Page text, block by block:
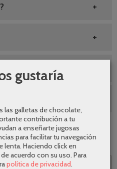
gustaría
las galletas de chocolate,
contribución a tu
a enseñarte jugosas
para facilitar tu navegación
lenta. Haciendo click en
acuerdo con su uso. Para
política de privacidad.